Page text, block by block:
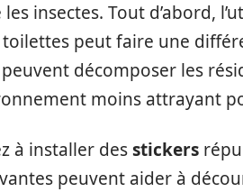
insectes. Tout d’abord,
toilettes peut faire une
décomposer les
moins attrayant
à installer desstickers
peuvent aider à